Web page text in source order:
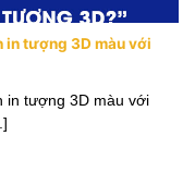
in tượng 3D màu với
in tượng 3D màu với